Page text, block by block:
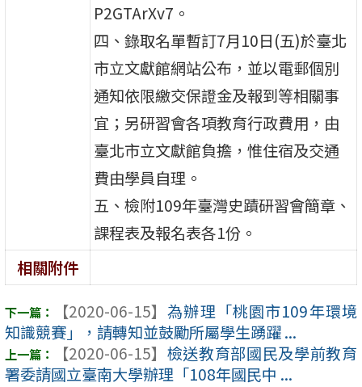
P2GTArXv7。
四、錄取名單暫訂7月10日(五)於臺北
市立文獻館網站公布，並以電郵個別
通知依限繳交保證金及報到等相關事
宜；另研習會各項教育行政費用，由
臺北市立文獻館負擔，惟住宿及交通
費由學員自理。
五、檢附109年臺灣史蹟研習會簡章、
課程表及報名表各1份。
相關附件
【2020-06-15】 為辦理「桃園市109年環境
知識競賽」，請轉知並鼓勵所屬學生踴躍 ...
【2020-06-15】 檢送教育部國民及學前教育
署委請國立臺南大學辦理「108年國民中 ...